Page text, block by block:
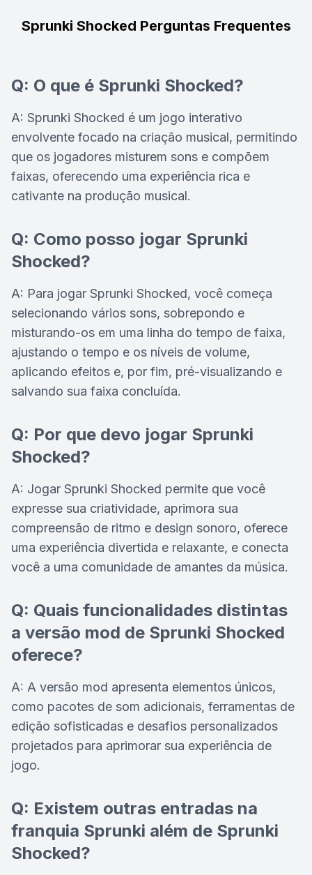
Sprunki Shocked Perguntas Frequentes
Q: O que é Sprunki Shocked?
A: Sprunki Shocked é um jogo interativo
envolvente focado na criação musical, permitindo
que os jogadores misturem sons e compõem
faixas, oferecendo uma experiência rica e
cativante na produção musical.
Q: Como posso jogar Sprunki
Shocked?
A: Para jogar Sprunki Shocked, você começa
selecionando vários sons, sobrepondo e
misturando-os em uma linha do tempo de faixa,
ajustando o tempo e os níveis de volume,
aplicando efeitos e, por fim, pré-visualizando e
salvando sua faixa concluída.
Q: Por que devo jogar Sprunki
Shocked?
A: Jogar Sprunki Shocked permite que você
expresse sua criatividade, aprimora sua
compreensão de ritmo e design sonoro, oferece
uma experiência divertida e relaxante, e conecta
você a uma comunidade de amantes da música.
Q: Quais funcionalidades distintas
a versão mod de Sprunki Shocked
oferece?
A: A versão mod apresenta elementos únicos,
como pacotes de som adicionais, ferramentas de
edição sofisticadas e desafios personalizados
projetados para aprimorar sua experiência de
jogo.
Q: Existem outras entradas na
franquia Sprunki além de Sprunki
Shocked?